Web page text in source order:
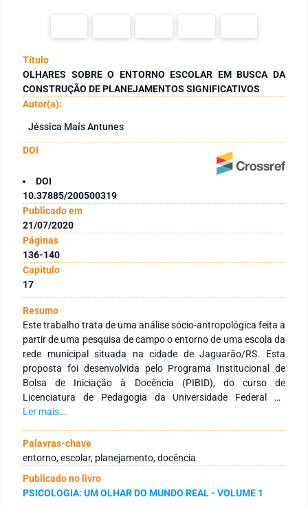
Título
OLHARES SOBRE O ENTORNO ESCOLAR EM BUSCA DA
CONSTRUÇÃO DE PLANEJAMENTOS SIGNIFICATIVOS
Autor(a):
Jéssica Maís Antunes
DOI
DOI
10.37885/200500319
Publicado em
21/07/2020
Páginas
136-140
Capítulo
17
Resumo
Este trabalho trata de uma análise sócio-antropológica feita a
partir de uma pesquisa de campo o entorno de uma escola da
rede municipal situada na cidade de Jaguarão/RS. Esta
proposta foi desenvolvida pelo Programa Institucional de
Bolsa de Iniciação à Docência (PIBID), do curso de
Licenciatura de Pedagogia da Universidade Federal do
Pampa (Unipampa), em seu subprojeto Alfabetização e
forma de estabelecer vínculos entre os diversos atores do
ambiente escolar, fazendo uso de uma pedagogia dinâmica e
interventiva de superação das dificuldades de aprendizagem.
Para tanto, as ferramentas escolhidas para a realização da
mesma foram entrevistas com a equipe diretiva,
Ler mais...
Palavras-chave
entorno, escolar, planejamento, docência
Publicado no livro
PSICOLOGIA: UM OLHAR DO MUNDO REAL - VOLUME 1